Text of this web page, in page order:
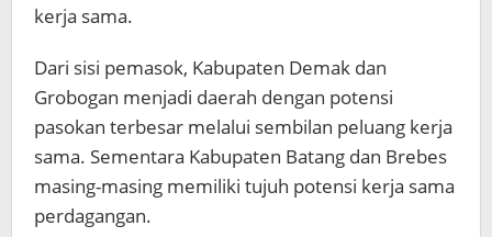
kerja sama.
Dari sisi pemasok, Kabupaten Demak dan
Grobogan menjadi daerah dengan potensi
pasokan terbesar melalui sembilan peluang kerja
sama. Sementara Kabupaten Batang dan Brebes
masing-masing memiliki tujuh potensi kerja sama
perdagangan.